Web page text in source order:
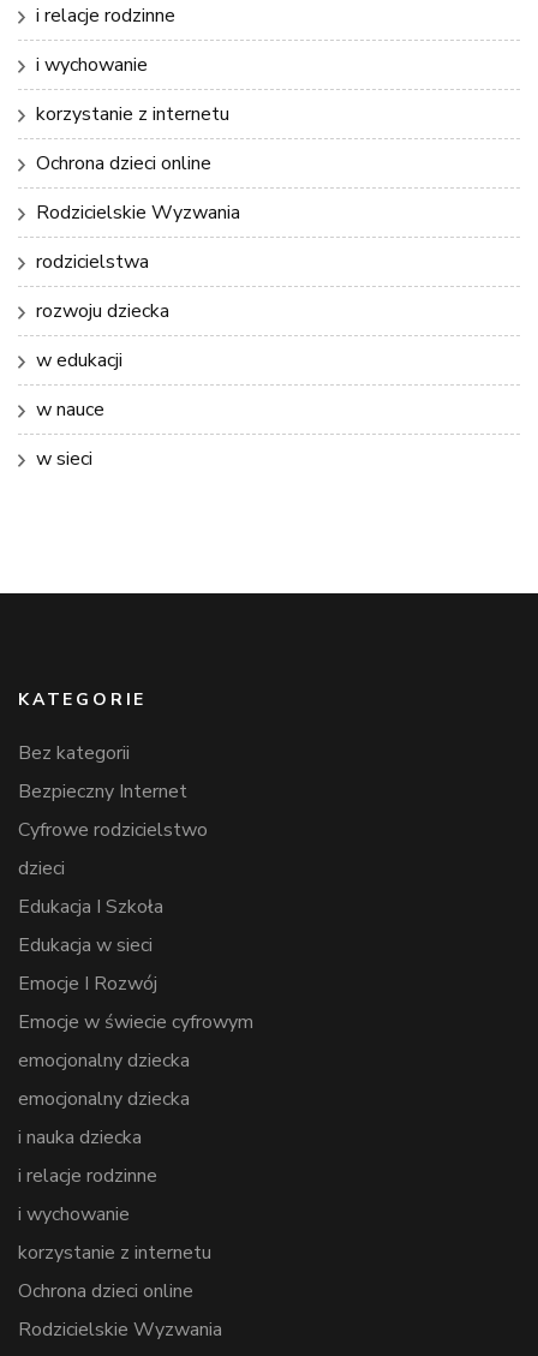
i relacje rodzinne
i wychowanie
korzystanie z internetu
Ochrona dzieci online
Rodzicielskie Wyzwania
rodzicielstwa
rozwoju dziecka
w edukacji
w nauce
w sieci
KATEGORIE
Bez kategorii
Bezpieczny Internet
Cyfrowe rodzicielstwo
dzieci
Edukacja I Szkoła
Edukacja w sieci
Emocje I Rozwój
Emocje w świecie cyfrowym
emocjonalny dziecka
emocjonalny dziecka
i nauka dziecka
i relacje rodzinne
i wychowanie
korzystanie z internetu
Ochrona dzieci online
Rodzicielskie Wyzwania